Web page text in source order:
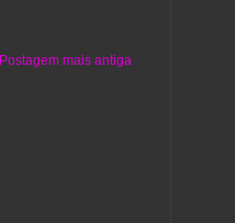
Postagem mais antiga